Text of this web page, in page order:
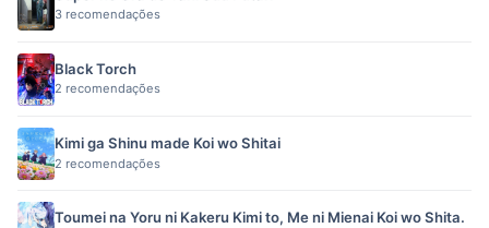
3 recomendações
Black Torch
2 recomendações
Kimi ga Shinu made Koi wo Shitai
2 recomendações
Toumei na Yoru ni Kakeru Kimi to, Me ni Mienai Koi wo Shita.